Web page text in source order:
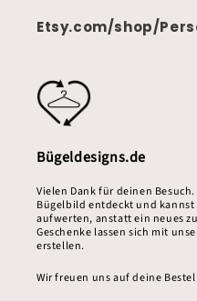
Etsy.com/shop/
Bügeldesigns.de
Vielen Dank für deinen
Bügelbild entdeckt und
aufwerten, anstatt ein neues
Geschenke lassen sich mit
erstellen.
Wir freuen uns auf deine